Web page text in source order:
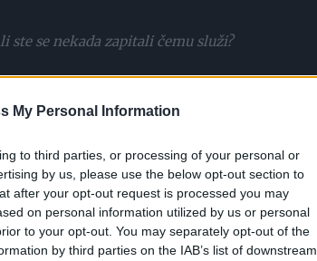
My Personal Information
to third parties, or processing of your personal or
by us, please use the below opt-out section to
after your opt-out request is processed you may
on personal information utilized by us or personal
to your opt-out. You may separately opt-out of the
by third parties on the IAB’s list of downstream
ste se nekada zapitali čemu služi?